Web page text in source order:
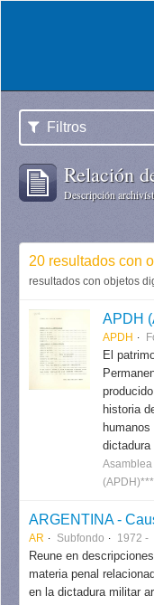
Filtros
Relación
Descripción
20 resultados con
resultados con objetos
APDH
El
historia
(APDH)***
ARGENTINA -
AR Subfondo 1972 -
Reune en
materia penal
en la dictadura militar